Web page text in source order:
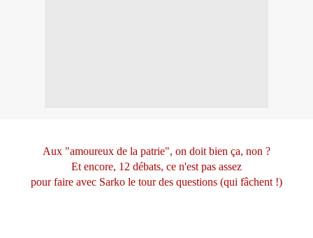
Aux "amoureux de la patrie", on doit bien ça, non ?
Et encore, 12 débats, ce n'est pas assez
pour faire avec Sarko le tour des questions (qui fâchent !)